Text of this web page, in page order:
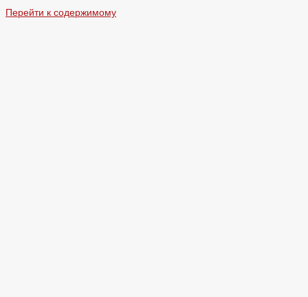
Перейти к содержимому